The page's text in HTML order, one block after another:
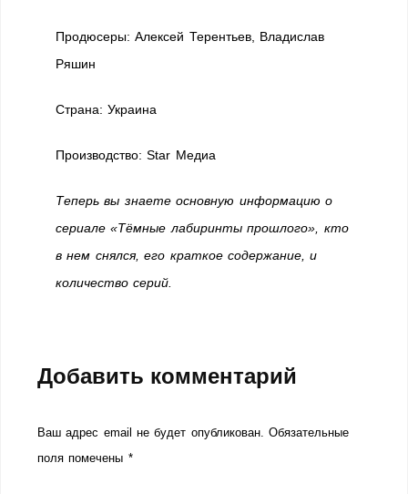
Продюсеры: Алексей Терентьев, Владислав
Ряшин
Страна: Украина
Производство: Star Медиа
Теперь вы знаете основную информацию о
сериале «Тёмные лабиринты прошлого», кто
в нем снялся, его краткое содержание, и
количество серий.
Добавить комментарий
Ваш адрес email не будет опубликован. Обязательные
поля помечены *